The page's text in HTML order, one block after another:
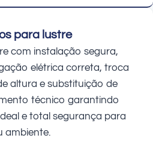
para lustre
com instalação segura,
elétrica correta, troca
altura e substituição de
técnico garantindo
e total segurança para
ambiente.